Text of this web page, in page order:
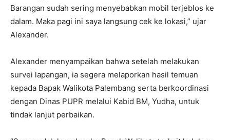
Barangan sudah sering menyebabkan mobil terjeblos ke
dalam. Maka pagi ini saya langsung cek ke lokasi,” ujar
Alexander.
Alexander menyampaikan bahwa setelah melakukan
survei lapangan, ia segera melaporkan hasil temuan
kepada Bapak Walikota Palembang serta berkoordinasi
dengan Dinas PUPR melalui Kabid BM, Yudha, untuk
tindak lanjut perbaikan.